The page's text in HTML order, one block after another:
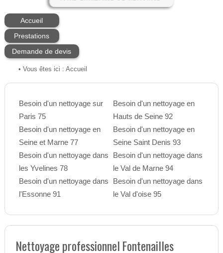
Accueil
Prestations
Demande de devis
• Vous êtes ici : Accueil
Besoin d'un nettoyage sur
Paris 75
Besoin d'un nettoyage en
Seine et Marne 77
Besoin d'un nettoyage dans
les Yvelines 78
Besoin d'un nettoyage dans
l'Essonne 91
Besoin d'un nettoyage en
Hauts de Seine 92
Besoin d'un nettoyage en
Seine Saint Denis 93
Besoin d'un nettoyage dans
le Val de Marne 94
Besoin d'un nettoyage dans
le Val d'oise 95
Nettoyage professionnel Fontenailles